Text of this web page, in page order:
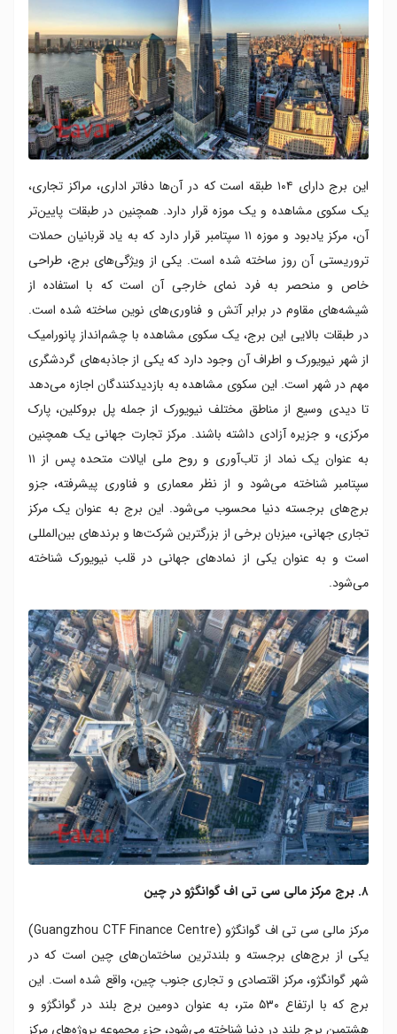
این برج دارای ۱۰۴ طبقه است که در آن‌ها دفاتر اداری، مراکز تجاری،
یک سکوی مشاهده و یک موزه قرار دارد. همچنین در طبقات پایین‌تر
آن، مرکز یادبود و موزه ۱۱ سپتامبر قرار دارد که به یاد قربانیان حملات
تروریستی آن روز ساخته شده است. یکی از ویژگی‌های برج، طراحی
خاص و منحصر به فرد نمای خارجی آن است که با استفاده از
شیشه‌های مقاوم در برابر آتش و فناوری‌های نوین ساخته شده است.
در طبقات بالایی این برج، یک سکوی مشاهده با چشم‌انداز پانورامیک
از شهر نیویورک و اطراف آن وجود دارد که یکی از جاذبه‌های گردشگری
مهم در شهر است. این سکوی مشاهده به بازدیدکنندگان اجازه می‌دهد
تا دیدی وسیع از مناطق مختلف نیویورک از جمله پل بروکلین، پارک
مرکزی، و جزیره آزادی داشته باشند. مرکز تجارت جهانی یک همچنین
به عنوان یک نماد از تاب‌آوری و روح ملی ایالات متحده پس از ۱۱
سپتامبر شناخته می‌شود و از نظر معماری و فناوری پیشرفته، جزو
برج‌های برجسته دنیا محسوب می‌شود. این برج به عنوان یک مرکز
تجاری جهانی، میزبان برخی از بزرگترین شرکت‌ها و برندهای بین‌المللی
است و به عنوان یکی از نمادهای جهانی در قلب نیویورک شناخته
می‌شود.
۸. برج مرکز مالی سی تی اف گوانگژو در چین
مرکز مالی سی تی اف گوانگژو (Guangzhou CTF Finance Centre)
یکی از برج‌های برجسته و بلندترین ساختمان‌های چین است که در
شهر گوانگژو، مرکز اقتصادی و تجاری جنوب چین، واقع شده است. این
برج که با ارتفاع ۵۳۰ متر، به عنوان دومین برج بلند در گوانگژو و
هشتمین برج بلند در دنیا شناخته می‌شود، جزء مجموعه پروژه‌های مرکز